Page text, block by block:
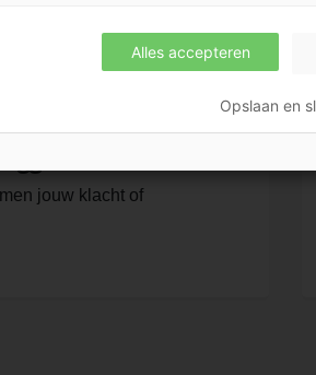
jouw klacht of
Alles accepteren
Opslaan en